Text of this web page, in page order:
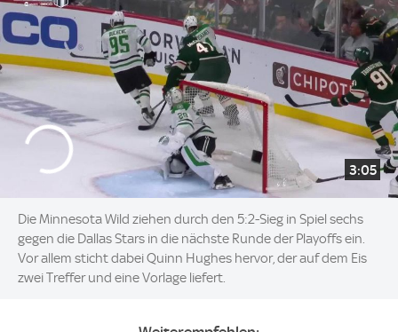
3:05
Die Minnesota Wild ziehen durch den 5:2-Sieg in Spiel sechs
gegen die Dallas Stars in die nächste Runde der Playoffs ein.
Vor allem sticht dabei Quinn Hughes hervor, der auf dem Eis
zwei Treffer und eine Vorlage liefert.